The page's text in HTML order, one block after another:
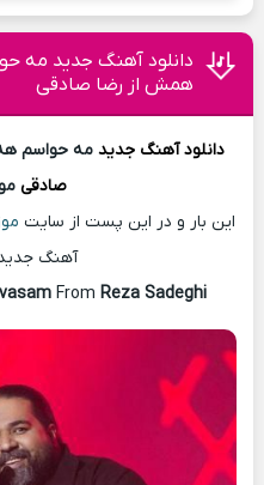
دانلود آهنگ جدید مه
همش از رضا صادقی
دانلود آهنگ جدید مه حواسم
صادقی
این بار و در این پست از سایت
آهنگ
From Reza Sadeghi